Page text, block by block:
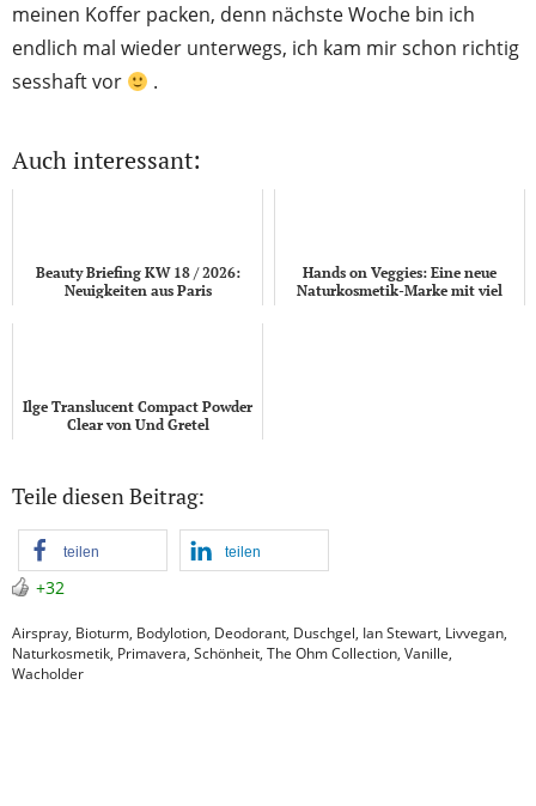
meinen Koffer packen, denn nächste Woche bin ich
endlich mal wieder unterwegs, ich kam mir schon richtig
sesshaft vor
.
Auch interessant:
Beauty Briefing KW 18 / 2026:
Neuigkeiten aus Paris
Hands on Veggies: Eine neue
Naturkosmetik-Marke mit viel
Ilge Translucent Compact Powder
Clear von Und Gretel
Teile diesen Beitrag:
teilen teilen
+32
Airspray, Bioturm, Bodylotion, Deodorant, Duschgel, Ian Stewart, Livvegan,
Naturkosmetik, Primavera, Schönheit, The Ohm Collection, Vanille,
Wacholder